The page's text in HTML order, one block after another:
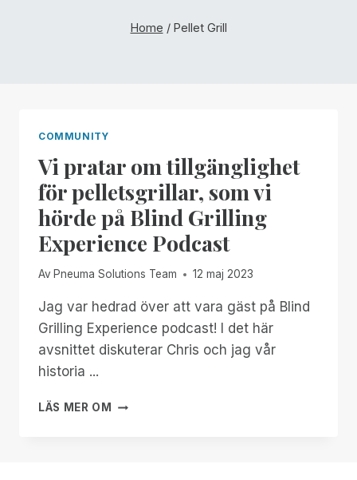
Home / Pellet Grill
COMMUNITY
Vi pratar om tillgänglighet
för pelletsgrillar, som vi
hörde på Blind Grilling
Experience Podcast
Av Pneuma Solutions Team 12 maj 2023
Jag var hedrad över att vara gäst på Blind
Grilling Experience podcast! I det här
avsnittet diskuterar Chris och jag vår
historia ...
LÄS MER OM
VI